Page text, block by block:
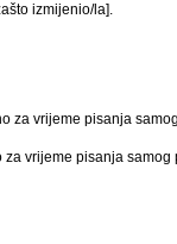
izmijenio/la].
za vrijeme pisanja
vrijeme pisanja